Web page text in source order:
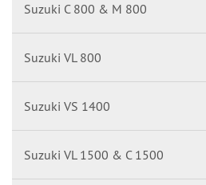
Suzuki C 800 & M 800
Suzuki VL 800
Suzuki VS 1400
Suzuki VL 1500 & C 1500